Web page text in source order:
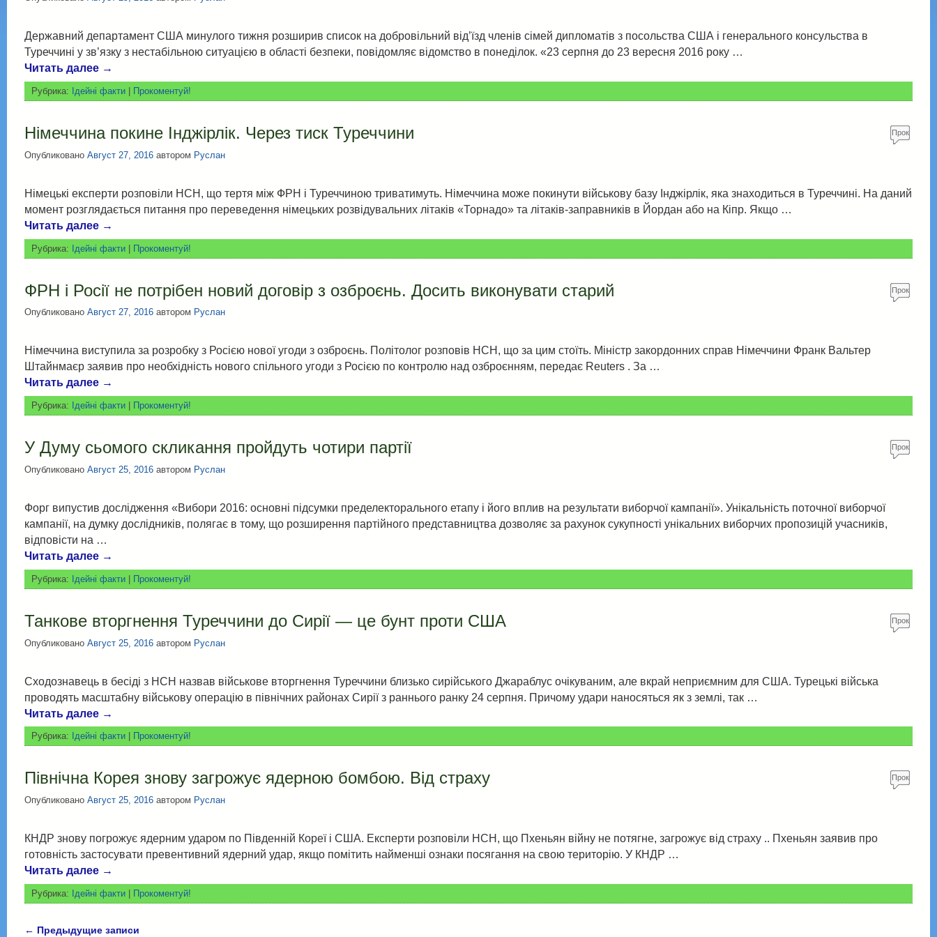
Державний департамент США минулого тижня розширив список на добровільний від’їзд членів сімей дипломатів з посольства США і генерального консульства в
Туреччині у зв’язку з нестабільною ситуацією в області безпеки, повідомляє відомство в понеділок. «23 серпня до 23 вересня 2016 року …
Читать далее →
Рубрика: Ідейні факти Прокоментуй!
Німеччина покине Інджірлік. Через тиск Туреччини
Опубликовано Август 27, 2016 автором Руслан
Прок
омен
Німецькі експерти розповіли НСН, що тертя між ФРН і Туреччиною триватимуть. Німеччина може покинути військову базу Інджірлік, яка знаходиться в Туреччині. На даний
момент розглядається питання про переведення німецьких розвідувальних літаків «Торнадо» та літаків-заправників в Йордан або на Кіпр. Якщо …
Читать далее →
Рубрика: Ідейні факти Прокоментуй!
ФРН і Росії не потрібен новий договір з озброєнь. Досить виконувати старий
Опубликовано Август 27, 2016 автором Руслан
Прок
омен
Німеччина виступила за розробку з Росією нової угоди з озброєнь. Політолог розповів НСН, що за цим стоїть. Міністр закордонних справ Німеччини Франк Вальтер
Штайнмаєр заявив про необхідність нового спільного угоди з Росією по контролю над озброєнням, передає Reuters . За …
Читать далее →
Рубрика: Ідейні факти Прокоментуй!
У Думу сьомого скликання пройдуть чотири партії
Опубликовано Август 25, 2016 автором Руслан
Прок
омен
Форг випустив дослідження «Вибори 2016: основні підсумки пределекторального етапу і його вплив на результати виборчої кампанії». Унікальність поточної виборчої
кампанії, на думку дослідників, полягає в тому, що розширення партійного представництва дозволяє за рахунок сукупності унікальних виборчих пропозицій учасників,
відповісти на …
Читать далее →
Рубрика: Ідейні факти Прокоментуй!
Танкове вторгнення Туреччини до Сирії — це бунт проти США
Опубликовано Август 25, 2016 автором Руслан
Прок
омен
Сходознавець в бесіді з НСН назвав військове вторгнення Туреччини близько сирійського Джараблус очікуваним, але вкрай неприємним для США. Турецькі війська
проводять масштабну військову операцію в північних районах Сирії з раннього ранку 24 серпня. Причому удари наносяться як з землі, так …
Читать далее →
Рубрика: Ідейні факти Прокоментуй!
Північна Корея знову загрожує ядерною бомбою. Від страху
Опубликовано Август 25, 2016 автором Руслан
Прок
омен
КНДР знову погрожує ядерним ударом по Південній Кореї і США. Експерти розповіли НСН, що Пхеньян війну не потягне, загрожує від страху .. Пхеньян заявив про
готовність застосувати превентивний ядерний удар, якщо помітить найменші ознаки посягання на свою територію. У КНДР …
Читать далее →
Рубрика: Ідейні факти Прокоментуй!
Навигация по записям
← Предыдущие записи